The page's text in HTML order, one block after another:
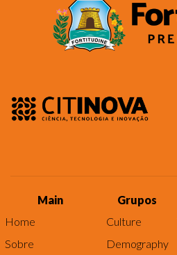
Main
Home
Sobre
Grupos
Culture
Demography